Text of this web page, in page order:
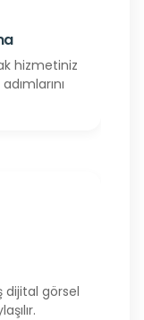
hizmetiniz
dijital görsel